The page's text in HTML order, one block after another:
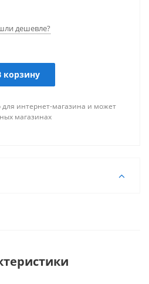
дешевле?
корзину
для интернет-магазина и может
магазинах